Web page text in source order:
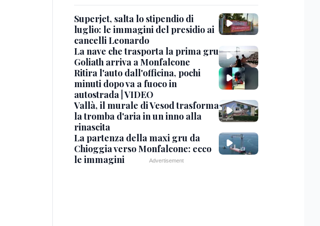
Superjet, salta lo stipendio di
luglio: le immagini del presidio ai
cancelli Leonardo
La nave che trasporta la prima gru
Goliath arriva a Monfalcone
Ritira l'auto dall'officina, pochi
minuti dopo va a fuoco in
autostrada | VIDEO
Vallà, il murale di Vesod trasforma
la tromba d'aria in un inno alla
rinascita
La partenza della maxi gru da
Chioggia verso Monfalcone: ecco
le immagini